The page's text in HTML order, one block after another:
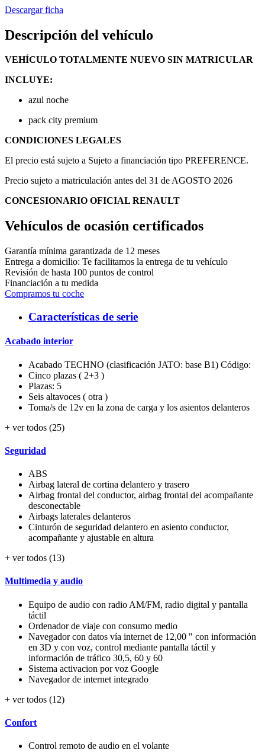
Descargar ficha
Descripción del vehículo
VEHÍCULO TOTALMENTE NUEVO SIN MATRICULAR
INCLUYE:
azul noche
pack city premium
CONDICIONES LEGALES
El precio está sujeto a Sujeto a financiación tipo PREFERENCE.
Precio sujeto a matriculación antes del 31 de AGOSTO 2026
CONCESIONARIO OFICIAL RENAULT
Vehículos de ocasión certificados
Garantía mínima garantizada de 12 meses
Entrega a domicilio: Te facilitamos la entrega de tu vehículo
Revisión de hasta 100 puntos de control
Financiación a tu medida
Compramos tu coche
Características de serie
Acabado interior
Acabado TECHNO (clasificación JATO: base B1) Código:
Cinco plazas ( 2+3 )
Plazas: 5
Seis altavoces ( otra )
Toma/s de 12v en la zona de carga y los asientos delanteros
+ ver todos (25)
Seguridad
ABS
Airbag lateral de cortina delantero y trasero
Airbag frontal del conductor, airbag frontal del acompañante
desconectable
Airbags laterales delanteros
Cinturón de seguridad delantero en asiento conductor,
acompañante y ajustable en altura
+ ver todos (13)
Multimedia y audio
Equipo de audio con radio AM/FM, radio digital y pantalla
táctil
Ordenador de viaje con consumo medio
Navegador con datos vía internet de 12,00 " con información
en 3D y con voz, control mediante pantalla táctil y
información de tráfico 30,5, 60 y 60
Sistema activacion por voz Google
Navegador de internet integrado
+ ver todos (12)
Confort
Control remoto de audio en el volante